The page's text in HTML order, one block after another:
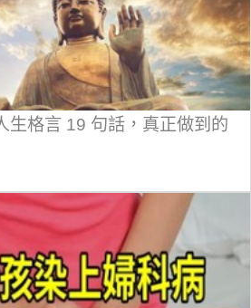
生格言 19 句話，真正做到的